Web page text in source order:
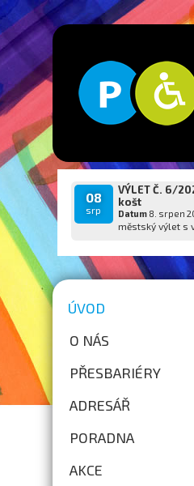
08
srp
VÝLET Č. 6/
košt
Datum8. srpen
městský výlet s
ÚVOD
O NÁS
PŘESBARIÉRY
ADRESÁŘ
PORADNA
AKCE